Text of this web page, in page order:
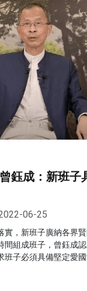
鈺成：新班子
06-25
實，新班子廣納各界
間組成班子，曾鈺成
子必須具備堅定愛國